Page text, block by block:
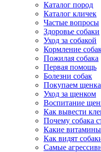
Каталог пород
Каталог кличек
Частые вопросы
Здоровье собаки
Уход за собакой
Кормление
Пожилая собака
Первая помощь
Болезни собак
Покупаем щенка
Уход за щенком
Воспитание
Как вывести
Почему собака
Какие витамины
Как видят
Самые